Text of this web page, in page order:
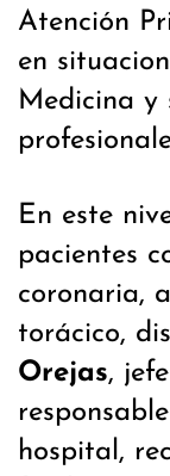
Atención
en
Medicina y
En este
pacientes
coronaria,
torácico,
Orejas,
hospital,